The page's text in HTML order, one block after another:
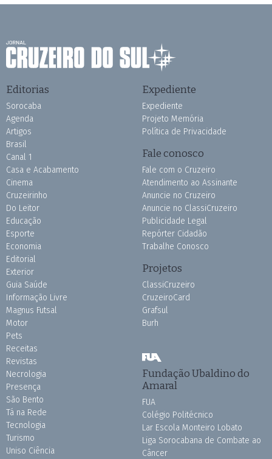
Editorias
Sorocaba
Agenda
Artigos
Brasil
Canal 1
Casa e Acabamento
Cinema
Cruzeirinho
Do Leitor
Educação
Esporte
Economia
Editorial
Exterior
Guia Saúde
Informação Livre
Magnus Futsal
Motor
Pets
Receitas
Revistas
Necrologia
Presença
São Bento
Tá na Rede
Tecnologia
Turismo
Uniso Ciência
Expediente
Expediente
Projeto Memória
Política de Privacidade
Fale conosco
Fale com o Cruzeiro
Atendimento ao Assinante
Anuncie no Cruzeiro
Anuncie no ClassiCruzeiro
Publicidade Legal
Repórter Cidadão
Trabalhe Conosco
Projetos
ClassiCruzeiro
CruzeiroCard
Grafsul
Burh
Fundação Ubaldino do
Amaral
FUA
Colégio Politécnico
Lar Escola Monteiro Lobato
Liga Sorocabana de Combate ao
Câncer